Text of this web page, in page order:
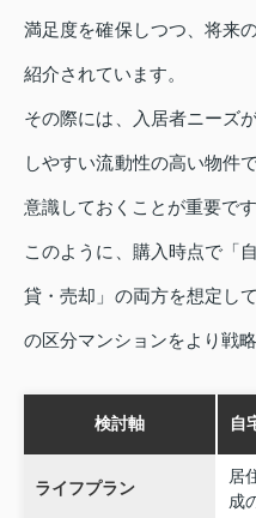
満足度を確保しつつ、将来
紹介されています。
その際には、入居者ニーズ
しやすい流動性の高い物件
意識しておくことが重要です
このように、購入時点で「
貸・売却」の両方を想定し
の区分マンションをより戦
検討軸 自
ライフプラン
居
成